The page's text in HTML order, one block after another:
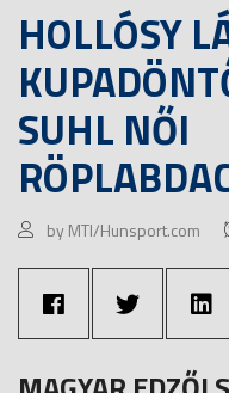
HOLLÓSY
SUHL NŐI
by MTI/Hunsport.com